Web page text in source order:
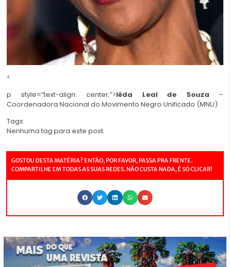
<
p style=”text-align: center;”>Iêda Leal de Souza –
Coordenadora Nacional do Movimento Negro Unificado (MNU)
Tags:
Nenhuma tag para este post.
GOSTOU DESTA MATÉRIA? ENTÃO, POR FAVOR, PASSA PRA FRENTE.
COMPARTILHE EM TODAS AS SUAS REDES. NÃO CUSTA NADA, É SÓ CLICAR!